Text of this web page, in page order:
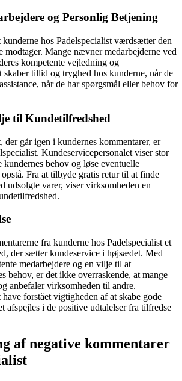
og Personlig Betjening
hos Padelspecialist værdsætter den
modtager. Mange nævner medarbejderne ved
kompetente vejledning og
skaber tillid og tryghed hos kunderne, når de
når de har spørgsmål eller behov for
til Kundetilfredshed
der går igen i kundernes kommentarer, er
Kundeservicepersonalet viser stor
behov og løse eventuelle
Fra at tilbyde gratis retur til at finde
udsolgte varer, viser virksomheden en
fra kunderne hos Padelspecialist et
der sætter kundeservice i højsædet. Med
medarbejdere og en vilje til at
behov, er det ikke overraskende, at mange
anbefaler virksomheden til andre.
have forstået vigtigheden af at skabe gode
afspejles i de positive udtalelser fra tilfredse
af negative kommentarer